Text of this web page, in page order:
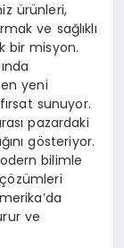
ürünleri,
ve sağlıklı
bir misyon.
yeni
sunuyor.
pazardaki
gösteriyor.
bilimle
ve